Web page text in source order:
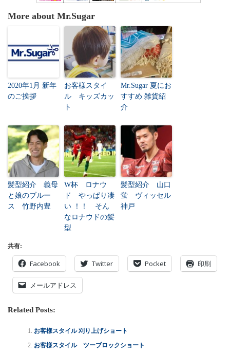
More about Mr.Sugar
2020年1月 新年
のご挨拶
お客様スタイ
ル キッズカッ
ト
Mr.Sugar 夏にお
すすめ 雑貨紹
介
髪型紹介 義母
と娘のブルー
ス 竹野内豊
W杯 ロナウ
ド やっぱり凄
い ！！ そん
なロナウドの髪
型
髪型紹介 山口
蛍 ヴィッセル
神戸
共有:
Facebook Twitter Pocket 印刷
メールアドレス
Related Posts:
お客様スタイル 刈り上げショート
お客様スタイル ツーブロックショート